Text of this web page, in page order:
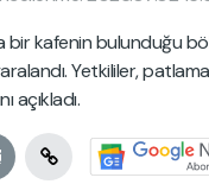
bir kafenin bulunduğu
Yetkililer,
açıkladı.